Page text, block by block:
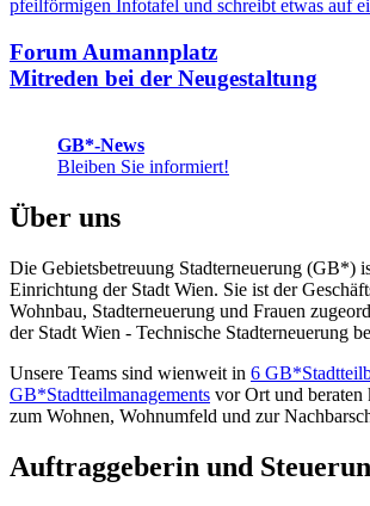
Forum Aumannplatz
Mitreden bei der Neugestaltung
GB*-News
Bleiben Sie informiert!
Über uns
Die Gebietsbetreuung Stadterneuerung (GB*)
Einrichtung der Stadt Wien. Sie ist der
Wohnbau, Stadt­erneuerung und Frauen
der Stadt Wien - Technische Stadterneuerung
Unsere Teams sind wienweit in 6
GB*Stadtteilmanagements vor Ort und beraten
zum Wohnen, Wohnumfeld und zur
Auftraggeberin und